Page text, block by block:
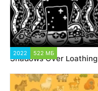
2022 522 МБ
Shadows Over Loathing